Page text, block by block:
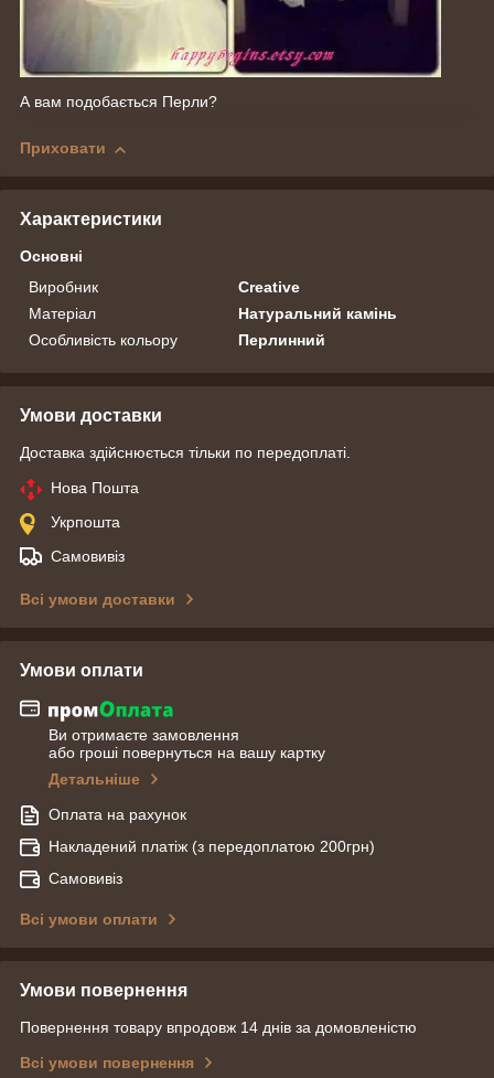
А вам подобається Перли?
Приховати
Характеристики
Основні
Виробник
Creative
Матеріал
Натуральний камінь
Особливість кольору
Перлинний
Умови доставки
Доставка здійснюється тільки по передоплаті.
Нова Пошта
Укрпошта
Самовивіз
Всі умови доставки
Умови оплати
Ви отримаєте замовлення
або гроші повернуться на вашу картку
Детальніше
Оплата на рахунок
Накладений платіж (з передоплатою 200грн)
Самовивіз
Всі умови оплати
Умови повернення
Повернення товару впродовж 14 днів за домовленістю
Всі умови повернення